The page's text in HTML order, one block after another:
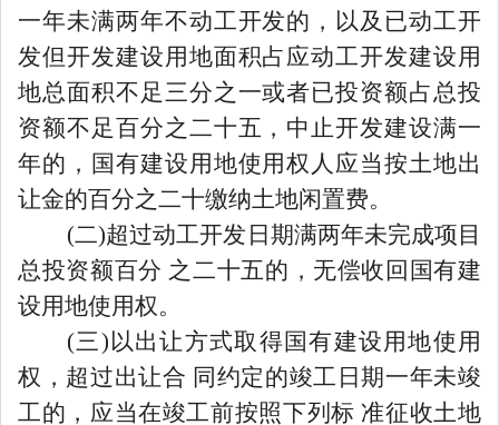
一年未满两年不动工开发的，以及已动工开
发但开发建设用地面积占应动工开发建设用
地总面积不足三分之一或者已投资额占总投
资额不足百分之二十五，中止开发建设满一
年的，国有建设用地使用权人应当按土地出
让金的百分之二十缴纳土地闲置费。
(二)超过动工开发日期满两年未完成项目
总投资额百分 之二十五的，无偿收回国有建
设用地使用权。
(三)以出让方式取得国有建设用地使用
权，超过出让合 同约定的竣工日期一年未竣
工的，应当在竣工前按照下列标 准征收土地